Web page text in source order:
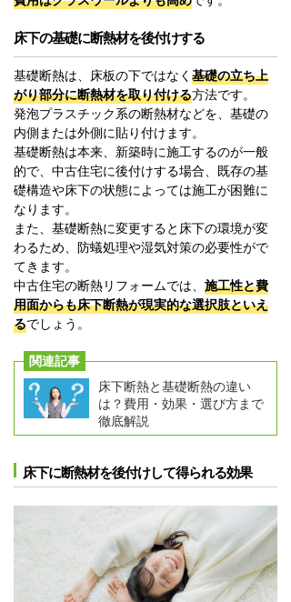
床下の基礎に断熱材を後付けする
基礎断熱は、床板の下ではなく 基礎の立ち上
がり部分に断熱材を取り付ける方法です。
発泡プラスチック系の断熱材などを、基礎の
内側または外側に貼り付けます。
基礎断熱は本来、新築時に施工するのが一般
的で、中古住宅に後付けする場合、既存の基
礎構造や床下の状態によっては施工が困難に
なります。
また、基礎断熱に変更すると床下の環境が変
わるため、防蟻処理や湿気対策の必要性がで
てきます。
中古住宅の断熱リフォームでは、 施工性と費
用面からも床下断熱が現実的な選択肢といえ
るでしょう。
関連記事
床下断熱と基礎断熱の違い
は？費用・効果・選び方まで
徹底解説
床下に断熱材を後付けして得られる効果